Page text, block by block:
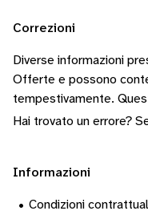
Correzioni
Diverse informazioni
Offerte e possono
tempestivamente.
Hai trovato un errore?
Informazioni
• Condizioni